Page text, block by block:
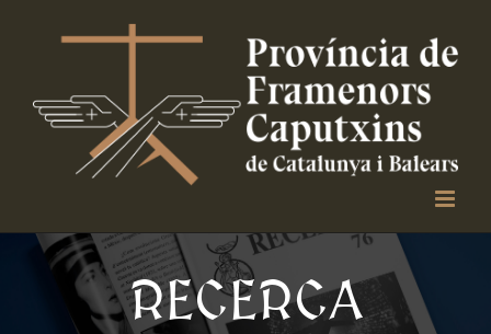
RECERCA